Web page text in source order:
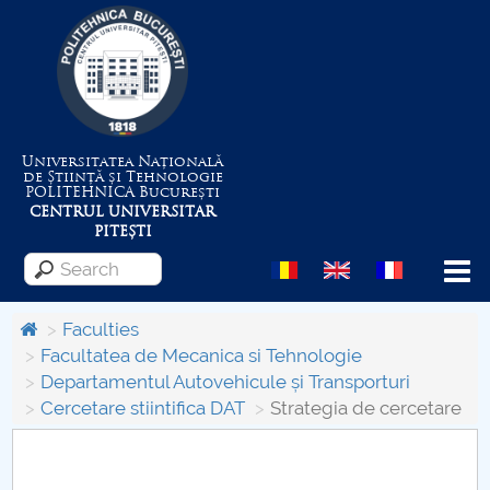
Universitatea Națională
de Știință și Tehnologie
POLITEHNICABucurești
CENTRUL UNIVERSITAR
PITEȘTI
Menu
About the University
Centrul de Management al Proiectelor
Faculties
Facultatea de Mecanica si Tehnologie
Departamentul Autovehicule și Transporturi
Cercetare stiintifica DAT
Strategia de cercetare